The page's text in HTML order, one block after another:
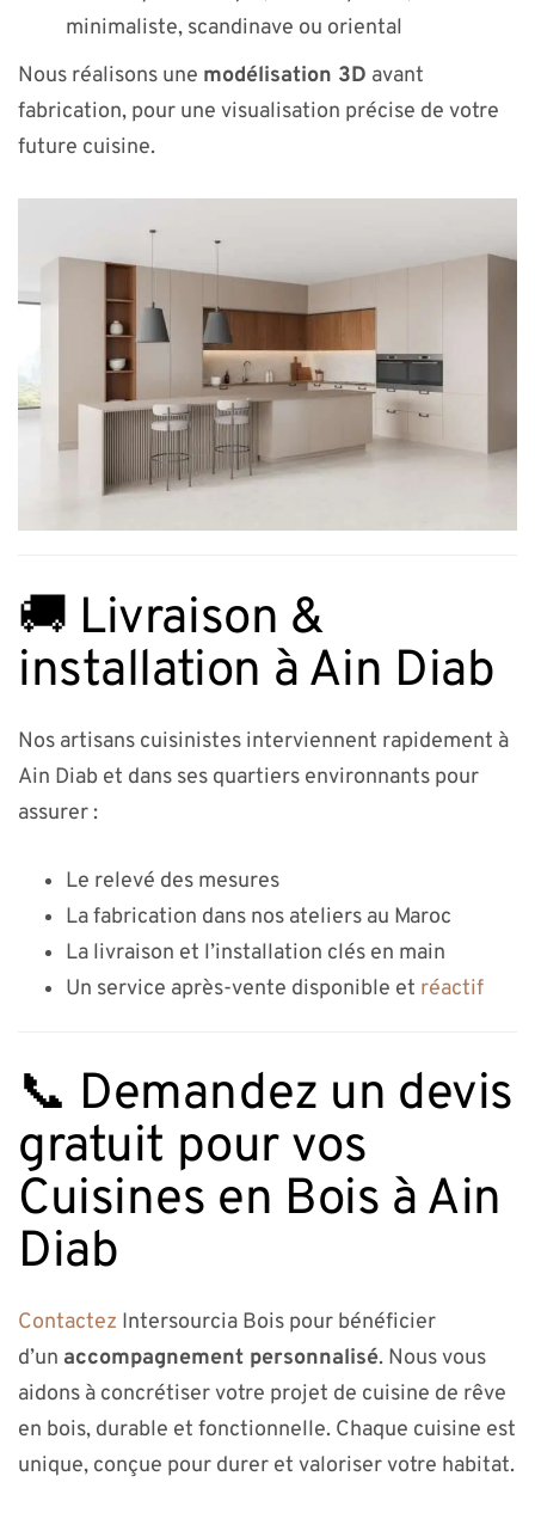
minimaliste, scandinave ou oriental
Nous réalisons une modélisation 3D avant
fabrication, pour une visualisation précise de votre
future cuisine.
🚚 Livraison &
installation à Ain Diab
Nos artisans cuisinistes interviennent rapidement à
Ain Diab et dans ses quartiers environnants pour
assurer :
Le relevé des mesures
La fabrication dans nos ateliers au Maroc
La livraison et l’installation clés en main
Un service après-vente disponible et réactif
📞 Demandez un devis
gratuit pour vos
Cuisines en Bois à Ain
Diab
Contactez Intersourcia Bois pour bénéficier
d’un accompagnement personnalisé. Nous vous
aidons à concrétiser votre projet de cuisine de rêve
en bois, durable et fonctionnelle. Chaque cuisine est
unique, conçue pour durer et valoriser votre habitat.